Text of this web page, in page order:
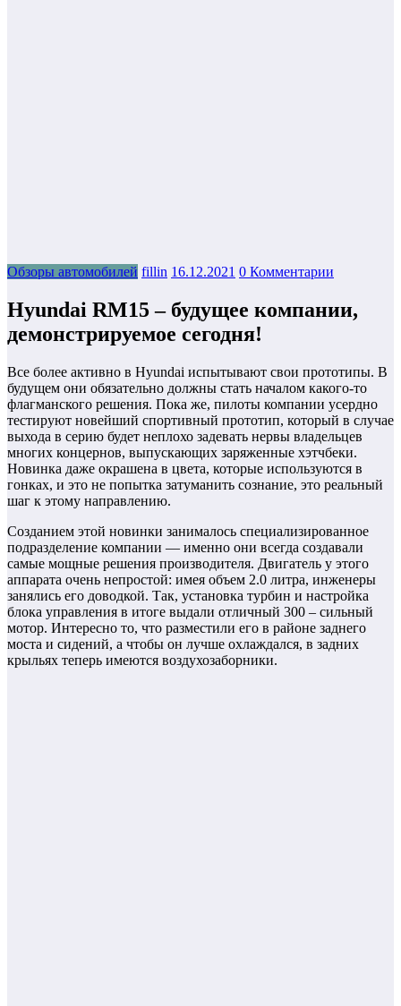
Обзоры автомобилей fillin 16.12.2021 0 Комментарии
Hyundai RM15 – будущее компании,
демонстрируемое сегодня!
Все более активно в Hyundai испытывают свои прототипы. В
будущем они обязательно должны стать началом какого-то
флагманского решения. Пока же, пилоты компании усердно
тестируют новейший спортивный прототип, который в случае
выхода в серию будет неплохо задевать нервы владельцев
многих концернов, выпускающих заряженные хэтчбеки.
Новинка даже окрашена в цвета, которые используются в
гонках, и это не попытка затуманить сознание, это реальный
шаг к этому направлению.
Созданием этой новинки занималось специализированное
подразделение компании — именно они всегда создавали
самые мощные решения производителя. Двигатель у этого
аппарата очень непростой: имея объем 2.0 литра, инженеры
занялись его доводкой. Так, установка турбин и настройка
блока управления в итоге выдали отличный 300 – сильный
мотор. Интересно то, что разместили его в районе заднего
моста и сидений, а чтобы он лучше охлаждался, в задних
крыльях теперь имеются воздухозаборники.